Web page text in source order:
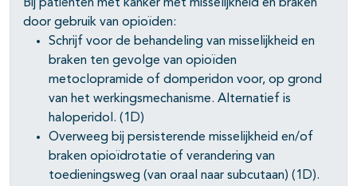
open- en dichtklappen
Bij patiënten met kanker met misselijkheid en braken
door gebruik van opioïden:
Schrijf voor de behandeling van misselijkheid en
braken ten gevolge van opioïden
metoclopramide of domperidon voor, op grond
van het werkingsmechanisme. Alternatief is
haloperidol. (1D)
Overweeg bij persisterende misselijkheid en/of
braken opioïdrotatie of verandering van
toedieningsweg (van oraal naar subcutaan) (1D).